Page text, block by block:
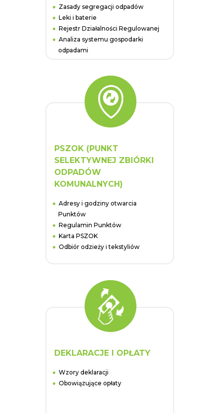
Zasady segregacji odpadów
Leki i baterie
Rejestr Działalności Regulowanej
Analiza systemu gospodarki
odpadami
PSZOK (PUNKT
SELEKTYWNEJ ZBIÓRKI
ODPADÓW
KOMUNALNYCH)
Adresy i godziny otwarcia
Punktów
Regulamin Punktów
Karta PSZOK
Odbiór odzieży i tekstyliów
DEKLARACJE I OPŁATY
Wzory deklaracji
Obowiązujące opłaty